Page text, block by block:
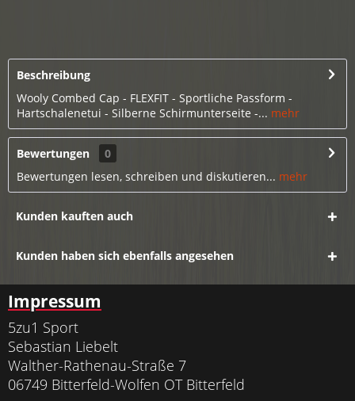
Beschreibung
Wooly Combed Cap - FLEXFIT - Sportliche Passform -
Hartschalenetui - Silberne Schirmunterseite -... mehr
Bewertungen
0
Bewertungen lesen, schreiben und diskutieren... mehr
Kunden kauften auch
Kunden haben sich ebenfalls angesehen
Impressum
5zu1 Sport
Sebastian Liebelt
Walther-Rathenau-Straße 7
06749 Bitterfeld-Wolfen OT Bitterfeld